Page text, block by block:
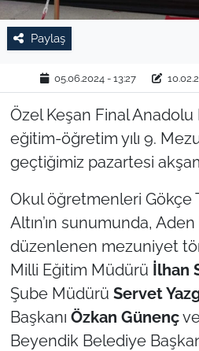
Paylaş
05.06.2024 - 13:27
Özel Keşan Final Anadolu
eğitim-öğretim yılı 9.
geçtiğimiz pazartesi
Okul öğretmenleri Gökçe
Altın’ın sunumunda,
düzenlenen mezuniyet
Milli Eğitim Müdürü İlhan
Şube Müdürü Servet
Başkanı Özkan Günenç
Beyendik Belediye
RESMİ İLAN
SPOR
YAŞAM
EDİRNE
TEKİRDAĞ
KIRKLARELİ
ÇANAKKALE
TÜRKİYE